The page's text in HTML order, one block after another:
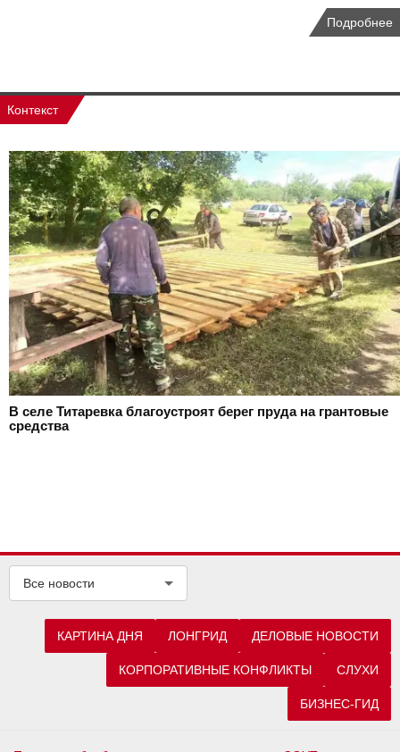
Подробнее
Контекст
В селе Титаревка благоустроят берег пруда на грантовые
средства
Все новости
КАРТИНА ДНЯ ЛОНГРИД ДЕЛОВЫЕ НОВОСТИ
КОРПОРАТИВНЫЕ КОНФЛИКТЫ СЛУХИ
БИЗНЕС-ГИД